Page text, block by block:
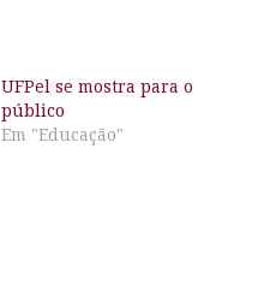
UFPel se mostra para o
público
Em "Educação"